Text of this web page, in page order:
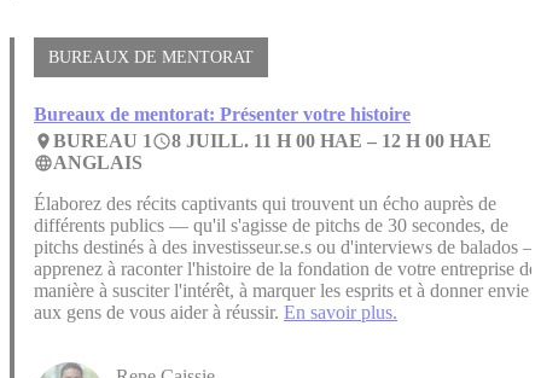
BUREAUX DE MENTORAT
Bureaux de mentorat: Présenter votre histoire
placeBUREAU 1access_time8 JUILL. 11 H 00 HAE – 12 H 00 HAE
languageANGLAIS
Élaborez des récits captivants qui trouvent un écho auprès de
différents publics — qu'il s'agisse de pitchs de 30 secondes, de
pitchs destinés à des investisseur.se.s ou d'interviews de balados —
apprenez à raconter l'histoire de la fondation de votre entreprise de
manière à susciter l'intérêt, à marquer les esprits et à donner envie
aux gens de vous aider à réussir. En savoir plus.